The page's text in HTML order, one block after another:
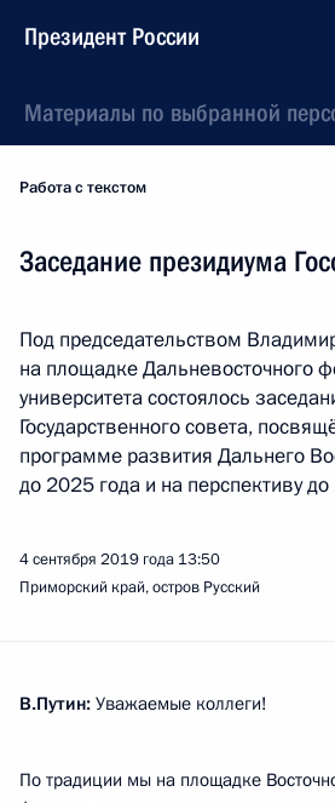
Президент России
Материалы по выбранной
Работа с текстом
Заседание президиума
Под председательством
на площадке Дальневосточного
университета состоялось
Государственного совета,
программе развития Дальнего
до 2025 года и на перспективу
4 сентября 2019 года 13:50
Приморский край, остров Русский
В.Путин: Уважаемые коллеги!
По традиции мы на площадке